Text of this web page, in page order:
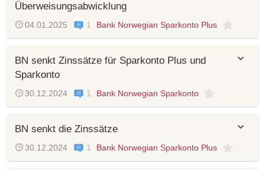
Überweisungsabwicklung
04.01.2025 1 Bank Norwegian Sparkonto Plus
BN senkt Zinssätze für Sparkonto Plus und
Sparkonto
30.12.2024 1 Bank Norwegian Sparkonto
BN senkt die Zinssätze
30.12.2024 1 Bank Norwegian Sparkonto Plus